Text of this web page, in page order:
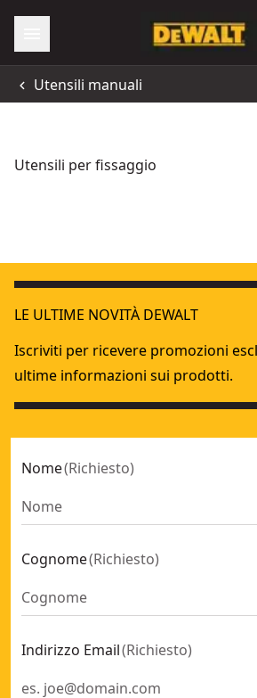
Utensili manuali
Utensili per fissaggio
LE ULTIME NOVITÀ DEWALT
Iscriviti per ricevere promozioni
ultime informazioni sui prodotti.
Nome(Richiesto)
Cognome(Richiesto)
Indirizzo Email(Richiesto)